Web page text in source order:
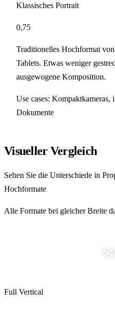
Klassisches Portrait
0,75
Traditionelles Hochformat
Tablets. Etwas weniger
ausgewogene Komposition.
Use cases: Kompaktkameras,
Dokumente
Visueller Vergleich
Sehen Sie die Unterschiede in
Hochformate
Alle Formate bei gleicher Breite
Full Vertical